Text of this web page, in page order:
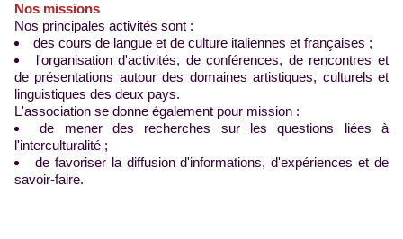
Nos missions
Nos principales activités sont :
des cours de langue et de culture italiennes et françaises ;
l'organisation d'activités, de conférences, de rencontres et
de présentations autour des domaines artistiques, culturels et
linguistiques des deux pays.
L'association se donne également pour mission :
de mener des recherches sur les questions liées à
l'interculturalité ;
de favoriser la diffusion d'informations, d'expériences et de
savoir-faire.